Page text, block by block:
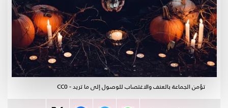
تؤمن الجماعة بالعنف والاغتصاب للوصول إلى ما تريد - CC0